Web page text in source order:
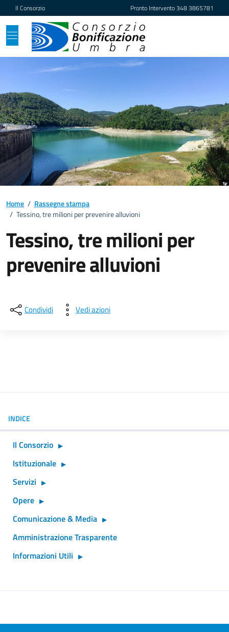
Vai ai contenuti
Vai al footer
Il Consorzio Pronto Intervento348 3865781
Home / Rassegne stampa
/ Tessino, tre milioni per prevenire alluvioni
Tessino, tre milioni per
prevenire alluvioni
Condividi Vedi azioni
INDICE
Il Consorzio
Istituzionale
Servizi
Opere
Comunicazione & Media
Amministrazione Trasparente
Informazioni Utili